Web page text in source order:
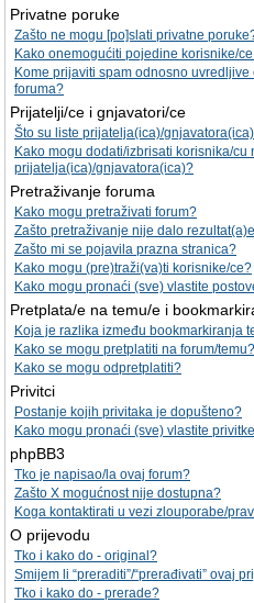
Privatne poruke
Zašto ne mogu [po]slati privatne
Kako onemogućiti pojedine korisnike/
Kome prijaviti spam odnosno
foruma?
Prijatelji/ce i gnjavatori/ce
Što su liste prijatelja(ica)/
Kako mogu dodati/izbrisati korisnika/cu
prijatelja(ica)/gnjavatora(ica)?
Pretraživanje foruma
Kako mogu pretraživati forum?
Zašto pretraživanje nije dalo
Zašto mi se pojavila prazna stranica?
Kako mogu (pre)traži(va)ti korisnike/ce?
Kako mogu pronaći (sve) vlastite
Pretplata/e na temu/e i
Koja je razlika između bookmarkiranja
Kako se mogu pretplatiti na forum/temu?
Kako se mogu odpretplatiti?
Privitci
Postanje kojih privitaka je dopušteno?
Kako mogu pronaći (sve) vlastite
phpBB3
Tko je napisao/la ovaj forum?
Zašto X mogućnost nije dostupna?
Koga kontaktirati u vezi zlouporabe/
O prijevodu
Tko i kako do - original?
Smijem li “preraditi”/“prerađivati” ovaj
Tko i kako do - prerade?